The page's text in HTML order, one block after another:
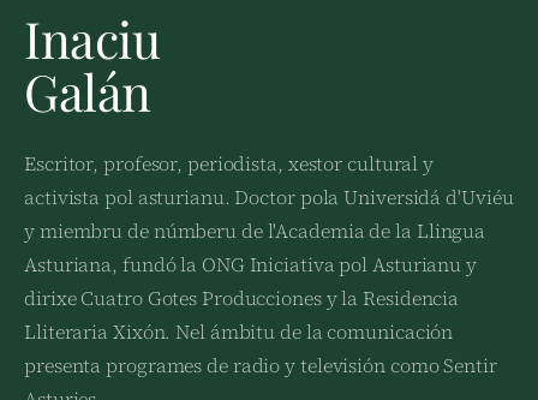
Inaciu
Galán
Escritor, profesor, periodista, xestor cultural y
activista pol asturianu. Doctor pola Universidá d'Uviéu
y miembru de númberu de l'Academia de la Llingua
Asturiana, fundó la ONG Iniciativa pol Asturianu y
dirixe Cuatro Gotes Producciones y la Residencia
Lliteraria Xixón. Nel ámbitu de la comunicación
presenta programes de radio y televisión como Sentir